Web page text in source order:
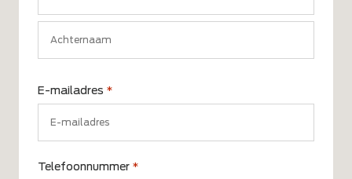
Voornaam
E-mailadres *
Telefoonnummer *